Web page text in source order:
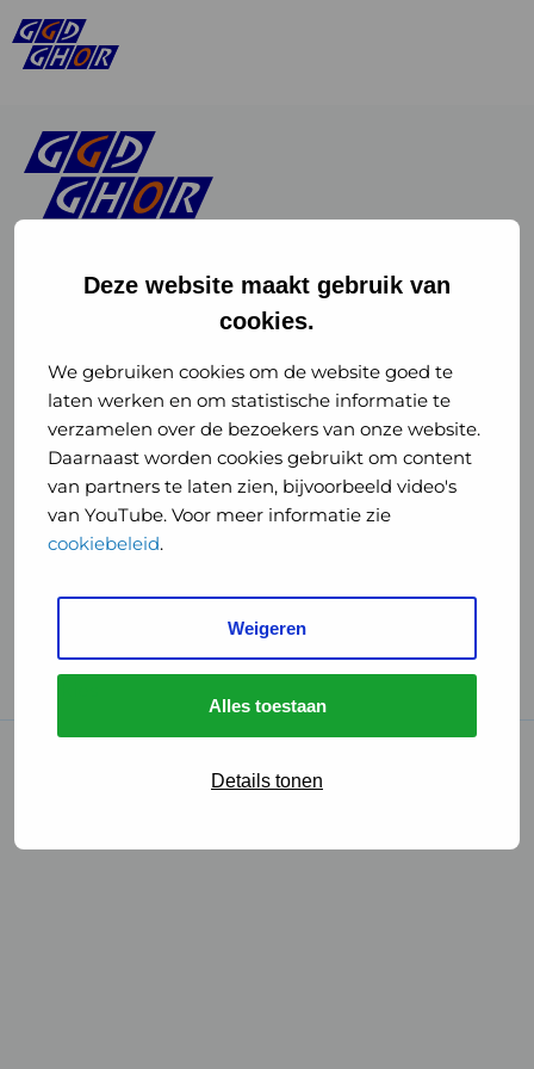
Deze website maakt gebruik van
cookies.
We gebruiken cookies om de website goed te
laten werken en om statistische informatie te
verzamelen over de bezoekers van onze website.
Daarnaast worden cookies gebruikt om content
van partners te laten zien, bijvoorbeeld video's
van YouTube. Voor meer informatie zie
cookiebeleid.
Weigeren
Alles toestaan
Details tonen
of
GGD
GHOR
Nederland
Instagram
of
GGD
GHOR
Nederland
GGD Reizen op social media
GGD Reizen
GGD Reisvaccinaties